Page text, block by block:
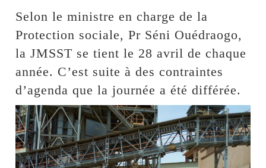
Selon le ministre en charge de la
Protection sociale, Pr Séni Ouédraogo,
la JMSST se tient le 28 avril de chaque
année. C’est suite à des contraintes
d’agenda que la journée a été différée.